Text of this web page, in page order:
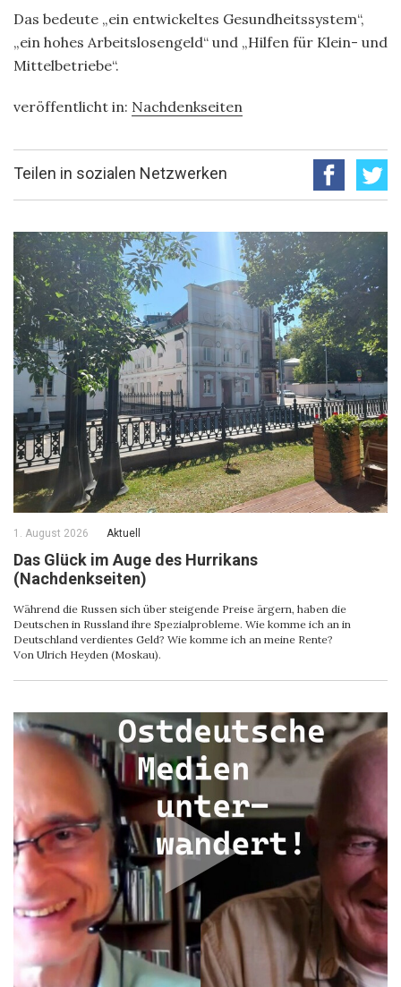
Das bedeute „ein entwickeltes Gesundheitssystem“,
„ein hohes Arbeitslosengeld“ und „Hilfen für Klein- und
Mittelbetriebe“.
veröffentlicht in: Nachdenkseiten
Teilen in sozialen Netzwerken
1. August 2026 Aktuell
Das Glück im Auge des Hurrikans
(Nachdenkseiten)
Während die Russen sich über steigende Preise ärgern, haben die
Deutschen in Russland ihre Spezialprobleme. Wie komme ich an in
Deutschland verdientes Geld? Wie komme ich an meine Rente?
Von Ulrich Heyden (Moskau).